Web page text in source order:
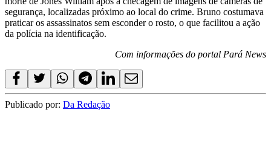
segurança, localizadas próximo ao local do crime. Bruno costumava
praticar os assassinatos sem esconder o rosto, o que facilitou a ação
da polícia na identificação.
Com informações do portal Pará News
Publicado por: Da Redação